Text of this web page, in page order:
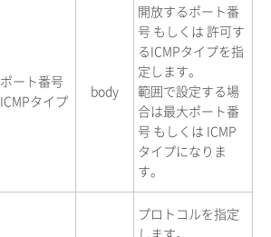
ポート番号
ICMPタイプ
body
開放するポート番
号 もしくは 許可す
るICMPタイプを指
定します。
範囲で設定する場
合は最大ポート番
号 もしくは ICMP
タイプになりま
す。
プロトコルを指定
します。